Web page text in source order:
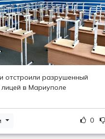
отстроили разрушенный
в Мариуполе
0